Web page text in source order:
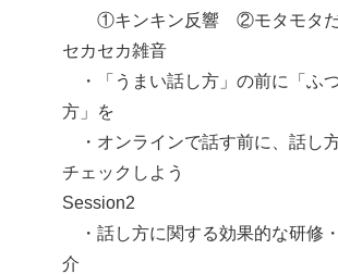
①キンキン反響 ②モタモタ
セカセカ雑音
・「うまい話し方」の前に「ふ
方」を
・オンラインで話す前に、話し
チェックしよう
Session2
・話し方に関する効果的な研修
介